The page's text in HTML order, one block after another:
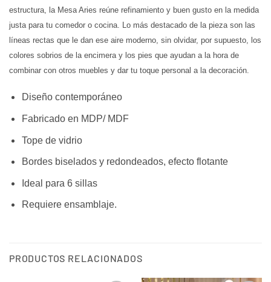
estructura, la Mesa Aries reúne refinamiento y buen gusto en la medida
justa para tu comedor o cocina. Lo más destacado de la pieza son las
líneas rectas que le dan ese aire moderno, sin olvidar, por supuesto, los
colores sobrios de la encimera y los pies que ayudan a la hora de
combinar con otros muebles y dar tu toque personal a la decoración.
Diseño contemporáneo
Fabricado en MDP/ MDF
Tope de vidrio
Bordes biselados y redondeados, efecto flotante
Ideal para 6 sillas
Requiere ensamblaje.
PRODUCTOS RELACIONADOS